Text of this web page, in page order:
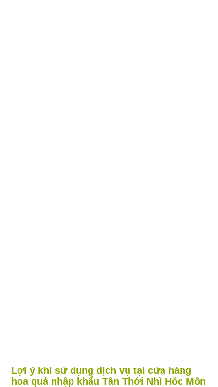
Lợi ý khi sử dụng dịch vụ tại cửa hàng
hoa quả nhập khẩu Tân Thới Nhì Hóc Môn